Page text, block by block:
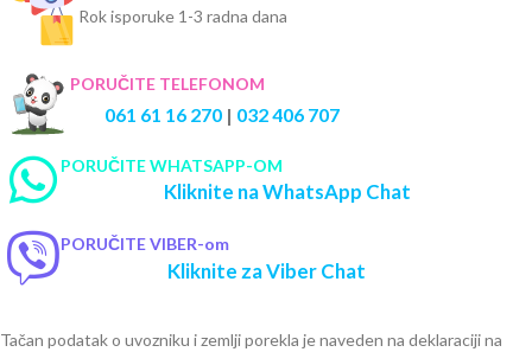
Rok isporuke 1-3 radna dana
PORUČITE TELEFONOM
061 61 16 270 | 032 406 707
PORUČITE WHATSAPP-OM
Kliknite na WhatsApp Chat
PORUČITE VIBER-om
Kliknite za Viber Chat
Tačan podatak o uvozniku i zemlji porekla je naveden na deklaraciji na